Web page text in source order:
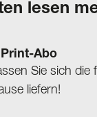
lesen
Abo
Sie sich
liefern!